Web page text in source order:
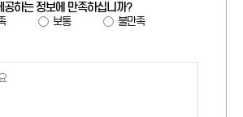
하는 정보에 만족하십니까?
보통
불만족